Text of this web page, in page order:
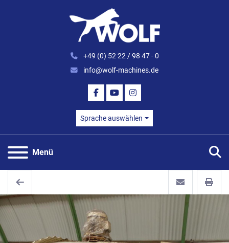
+49 (0) 52 22 / 98 47 - 0
info@wolf-machines.de
FACEBOOK
YOUTUBEINSTAGRAM
Sprache auswählen
Menü